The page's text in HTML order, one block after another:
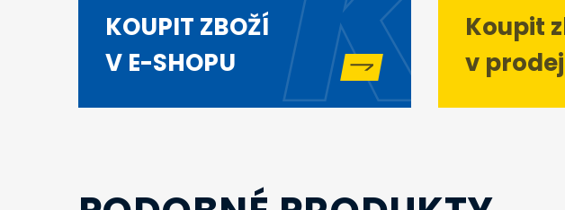
KOUPIT ZBOŽÍ
V E-SHOPU
Koupit
v